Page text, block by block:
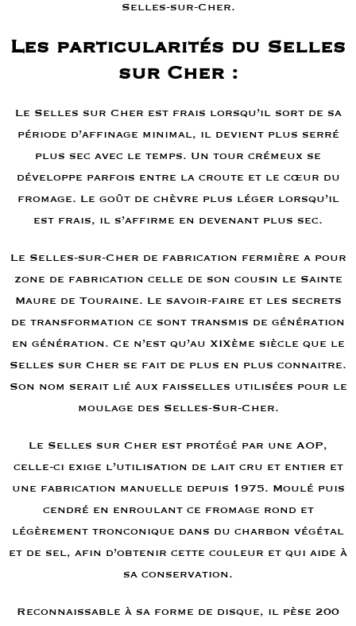
Selles-sur-Cher.
Les particularités du Selles
sur Cher :
Le Selles sur Cher est frais lorsqu’il sort de sa
période d’affinage minimal, il devient plus serré
plus sec avec le temps. Un tour crémeux se
développe parfois entre la croute et le cœur du
fromage. Le goût de chèvre plus léger lorsqu’il
est frais, il s’affirme en devenant plus sec.
Le Selles-sur-Cher de fabrication fermière a pour
zone de fabrication celle de son cousin le Sainte
Maure de Touraine. Le savoir-faire et les secrets
de transformation ce sont transmis de génération
en génération. Ce n’est qu’au XIXème siècle que le
Selles sur Cher se fait de plus en plus connaitre.
Son nom serait lié aux faisselles utilisées pour le
moulage des Selles-Sur-Cher.
Le Selles sur Cher est protégé par une AOP,
celle-ci exige l’utilisation de lait cru et entier et
une fabrication manuelle depuis 1975. Moulé puis
cendré en enroulant ce fromage rond et
légèrement tronconique dans du charbon végétal
et de sel, afin d’obtenir cette couleur et qui aide à
sa conservation.
Reconnaissable à sa forme de disque, il pèse 200